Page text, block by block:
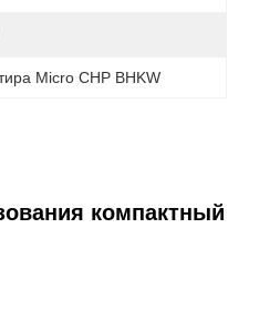
Micro CHP BHKW
компактный